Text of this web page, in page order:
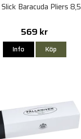
Slick Baracuda Pliers 8,5
569 kr
Info Köp